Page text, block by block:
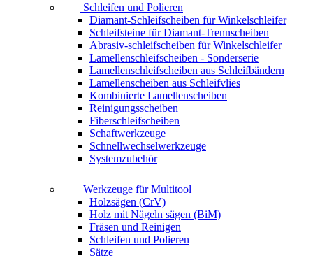
Schleifen und Polieren
Diamant-Schleifscheiben für Winkelschleifer
Schleifsteine für Diamant-Trennscheiben
Abrasiv-schleifscheiben für Winkelschleifer
Lamellenschleifscheiben - Sonderserie
Lamellenschleifscheiben aus Schleifbändern
Lamellenscheiben aus Schleifvlies
Kombinierte Lamellenscheiben
Reinigungsscheiben
Fiberschleifscheiben
Schaftwerkzeuge
Schnellwechselwerkzeuge
Systemzubehör
Werkzeuge für Multitool
Holzsägen (CrV)
Holz mit Nägeln sägen (BiM)
Fräsen und Reinigen
Schleifen und Polieren
Sätze